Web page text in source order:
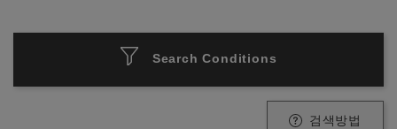
Search Conditions
검색방법